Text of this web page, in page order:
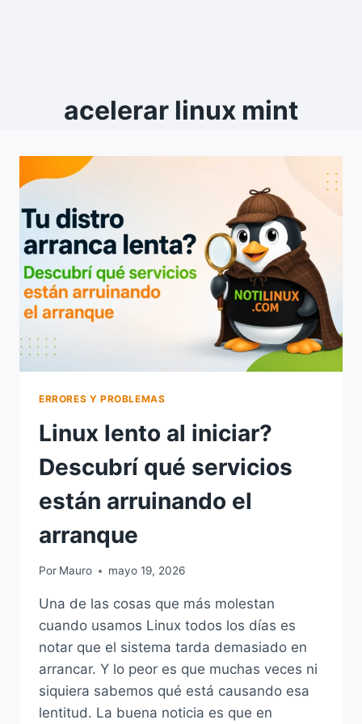
acelerar linux mint
ERRORES Y PROBLEMAS
Linux lento al iniciar?
Descubrí qué servicios
están arruinando el
arranque
Por Mauro mayo 19, 2026
Una de las cosas que más molestan
cuando usamos Linux todos los días es
notar que el sistema tarda demasiado en
arrancar. Y lo peor es que muchas veces ni
siquiera sabemos qué está causando esa
lentitud. La buena noticia es que en